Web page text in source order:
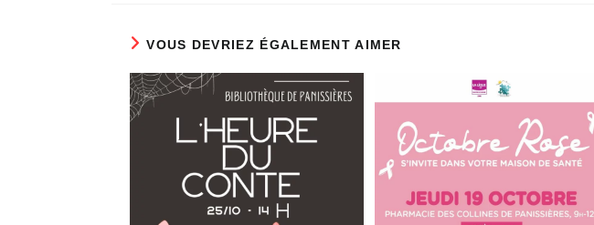
VOUS DEVRIEZ ÉGALEMENT AIMER